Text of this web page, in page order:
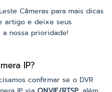
Câmeras para mais dicas
artigo e deixe seus
a nossa prioridade!
IP?
confirmar se o DVR